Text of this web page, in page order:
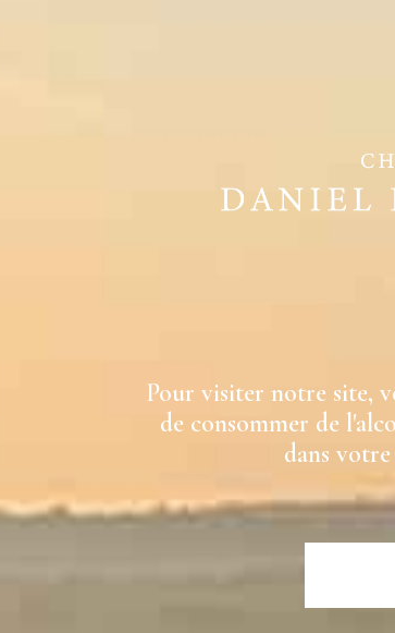
Pour visiter notre site,
de consommer de
dans